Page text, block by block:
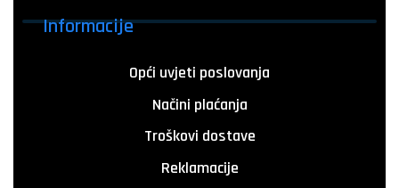
Informacije
Opći uvjeti poslovanja
Načini plaćanja
Troškovi dostave
Reklamacije